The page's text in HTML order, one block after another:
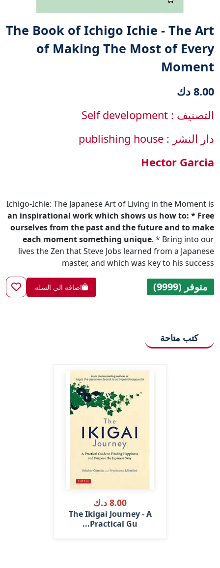
The Book of Ichigo Ichie - The Art
of Making The Most of Every
Moment
8.00 دك
التصنيف : Self development
دار النشر : publishing house
‎Hector Garcia‎
Ichigo-Ichie: The Japanese Art of Living in the Moment is
an inspirational work which shows us how to: * Free
ourselves from the past and the future and to make
each moment something unique. * Bring into our
lives the Zen that Steve Jobs learned from a Japanese
master, and which was key to his success
متوفر (9999) اضافه الي السله
كتب متاحة
8.00 د.ك
The Ikigai Journey - A
Practical Gu...